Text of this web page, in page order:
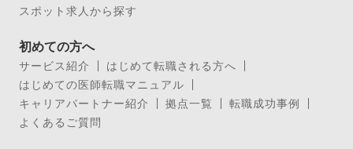
スポット求人から探す
初めての方へ
サービス紹介
はじめて転職される方へ
はじめての医師転職マニュアル
キャリアパートナー紹介
拠点一覧
転職成功事例
よくあるご質問